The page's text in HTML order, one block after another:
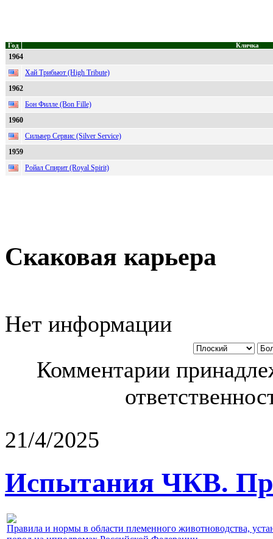
Год Кличка
1964
Хай Трибьют (High Tribute)
1962
Бон Филле (Bon Fille)
1960
Сильвер Сервис (Silver Service)
1959
Ройал Спирит (Royal Spirit)
Скаковая карьера
Нет информации
Комментарии
21/4/2025
Испытания ЧКВ.
Правила и нормы в области племенного животноводства,